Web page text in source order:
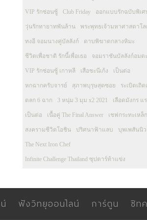
VIP รักซ่อนชู้ Club Friday ออกแบบรักฉบับพิเศ
วุ่นรักทายาทพันล้าน พระพุทธเจ้ามหาศาสดาโล
ทงอี จอมนางคู่บัลลังก์ ดาบพิฆาตกลางหิมะ
ชีวิตเพื่อชาติ รักนี้เพื่อเธอ จอมราชันบัลลังก์อมตะ
VIP รักซ่อนชู้ เกาหลี เสือชะนีเก้ง เป็นต่อ
หกฉากครับจารย์ สุภาพบุรุษสุดซอย ระเบิดเถิด
ตลก 6 ฉาก 3 หนุ่ม 3 มุม x2 2021 เลือดมังกร แ
เป็นต่อ เนื้อคู่ The Final Answer เชฟกระทะเหล็ก
สงครามชีวิตโอชิน ปริศนาฟ้าแลบ บุพเพสันนิ
The Next Iron Chef
Infinite Challenge Thailand ซุปตาร์ท้าแข่ง
ฟังวิทยุออนไลน์ การ์ตูน ซิท